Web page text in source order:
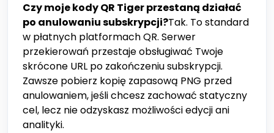
Czy moje kody QR Tiger przestaną działać
po anulowaniu subskrypcji?Tak. To standard
w płatnych platformach QR. Serwer
przekierowań przestaje obsługiwać Twoje
skrócone URL po zakończeniu subskrypcji.
Zawsze pobierz kopię zapasową PNG przed
anulowaniem, jeśli chcesz zachować statyczny
cel, lecz nie odzyskasz możliwości edycji ani
analityki.